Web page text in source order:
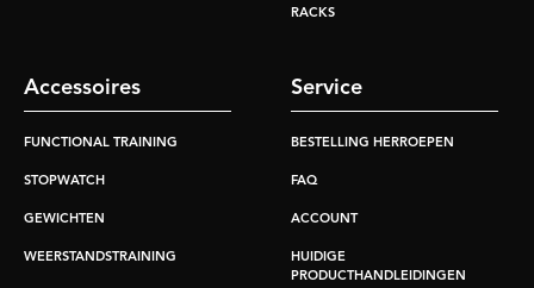
RACKS
Accessoires
FUNCTIONAL TRAINING
STOPWATCH
GEWICHTEN
WEERSTANDSTRAINING
Service
BESTELLING HERROEPEN
FAQ
ACCOUNT
HUIDIGE
PRODUCTHANDLEIDINGEN